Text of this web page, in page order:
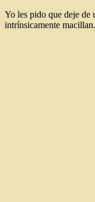
Yo les pido que deje de
intrínsicamente macillan.